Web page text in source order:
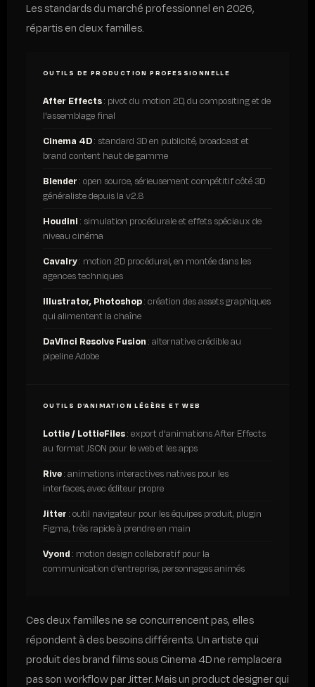
Les standards du marché professionnel en 2026,
répartis en deux familles.
OUTILS DE PRODUCTION PROFESSIONNELLE
After Effects: pivot du motion 2D, du compositing et de
l'assemblage final
Cinema 4D: standard 3D en publicité, broadcast et
brand content haut de gamme
Blender : open source, sérieusement compétitif côté 3D
généraliste depuis la v2.8
Houdini : simulation procédurale et effets spéciaux de
niveau cinéma
Cavalry: motion 2D procédural, en montée dans les
agences techniques
Illustrator, Photoshop: création des assets graphiques
qui alimentent la chaîne
DaVinci Resolve Fusion : alternative crédible au
pipeline Adobe
OUTILS D'ANIMATION LÉGÈRE ET WEB
Lottie / LottieFiles: export d'animations After Effects
au format JSON pour le web et les apps
Rive: animations interactives natives pour les
interfaces, avec éditeur propre
Jitter : outil navigateur pour les équipes produit, plugin
Figma, très rapide à prendre en main
Vyond : motion design collaboratif pour la
communication d'entreprise, personnages animés
Ces deux familles ne se concurrencent pas, elles
répondent à des besoins différents. Un artiste qui
produit des brand films sous Cinema 4D ne remplacera
pas son workflow par Jitter. Mais un product designer qui